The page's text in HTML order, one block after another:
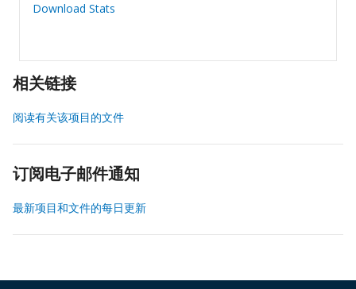
Download Stats
相关链接
阅读有关该项目的文件
订阅电子邮件通知
最新项目和文件的每日更新